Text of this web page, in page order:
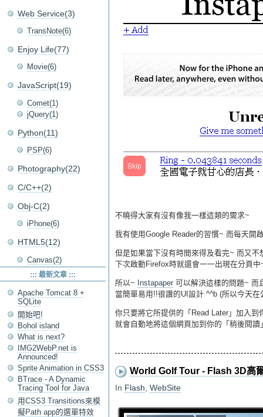
不曉得大家有沒有像我一樣這類的需求~
我有使用Google Reader的習慣~ 而每天開
但是如果當下沒有時間來得及看完~ 而又
下次啟動Firefox時就還會一一出現在分頁
所以~ Instapaper 可以解決這樣的問題~ 而
當簡單易用!!很讚的UI設計 ^^b (所以今天
你只要將它所提供的「Read Later」加入
就會自動地將這個網頁加到你的「稍後閱
World Golf Tour - Flash 3D高
In Flash WebSite
Web Service(3)
TransNote(6)
Enjoy Life(77)
Movie(6)
JavaScript(19)
Comet(1)
jQuery(1)
Python(11)
PSP(6)
Photography(22)
C/C++(2)
Obj-C(2)
iPhone(6)
HTML5(12)
Canvas(2)
::: 最新文章 :::
Apache Tomcat 8 +
SQLite
開始吧!
Bohol island
What is next?
IMG2WebP.net is
Announced!
Sprite Animation in CSS3
BTrace - A Dynamic
Tracing Tool for Java
用CSS3 Transitions來模
擬Path app的選單特效